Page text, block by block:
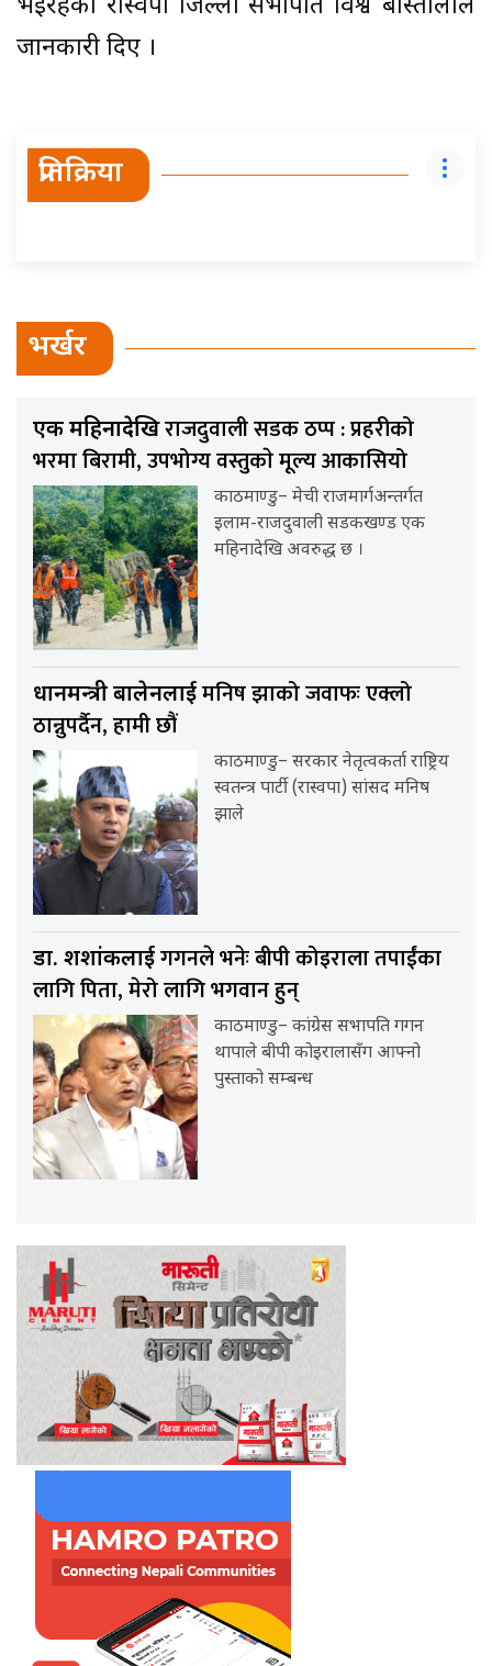
भइरहेको रास्वपा जिल्ला सभापति विश्व बास्तोलाले
जानकारी दिए ।
प्रतिक्रिया
भर्खर
एक महिनादेखिराजदुवाली सडक ठप्प : प्रहरीको
भरमा बिरामी, उपभोग्य वस्तुकाे मूल्य आकासियो
काठमाण्डु– मेची राजमार्गअन्तर्गत
इलाम-राजदुवाली सडकखण्ड एक
महिनादेखि अवरुद्ध छ ।
प्रधानमन्त्री बालेनलाईमनिष झाको जवाफः एक्लो
ठान्नुपर्दैन, हामी छौं
काठमाण्डु– सरकार नेतृत्वकर्ता राष्ट्रिय
स्वतन्त्र पार्टी (रास्वपा) सांसद मनिष
झाले
डा. शशांकलाईगगनले भनेः बीपी कोइराला तपाईंका
लागि पिता, मेरो लागि भगवान हुन्
काठमाण्डु– कांग्रेस सभापति गगन
थापाले बीपी कोइरालासँग आफ्नो
पुस्ताको सम्बन्ध